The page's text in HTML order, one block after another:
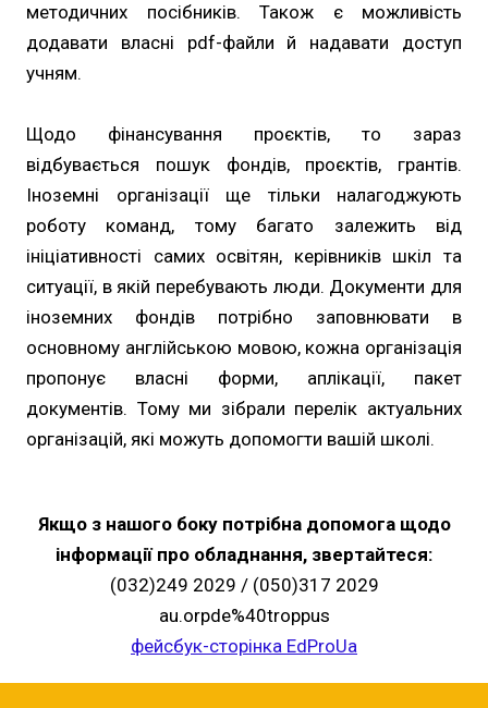
методичних посібників. Також є можливість
додавати власні pdf-файли й надавати доступ
учням.
Щодо фінансування проєктів, то зараз
відбувається пошук фондів, проєктів, грантів.
Іноземні організації ще тільки налагоджують
роботу команд, тому багато залежить від
ініціативності самих освітян, керівників шкіл та
ситуації, в якій перебувають люди. Документи для
іноземних фондів потрібно заповнювати в
основному англійською мовою, кожна організація
пропонує власні форми, аплікації, пакет
документів. Тому ми зібрали перелік актуальних
організацій, які можуть допомогти вашій школі.
Якщо з нашого боку потрібна допомога щодо
інформації про обладнання, звертайтеся:
(032)249 2029 / (050)317 2029
au.orpde%40troppus
фейсбук-сторінка EdProUa